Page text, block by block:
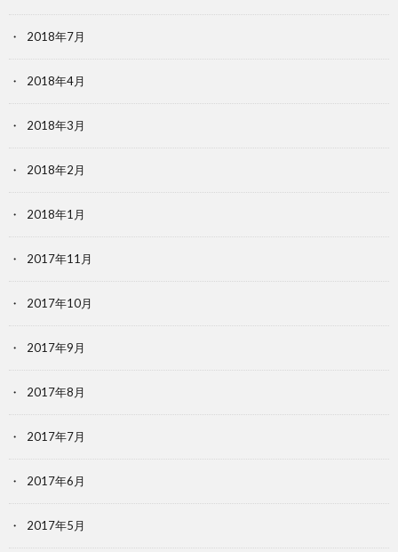
2018年7月
2018年4月
2018年3月
2018年2月
2018年1月
2017年11月
2017年10月
2017年9月
2017年8月
2017年7月
2017年6月
2017年5月